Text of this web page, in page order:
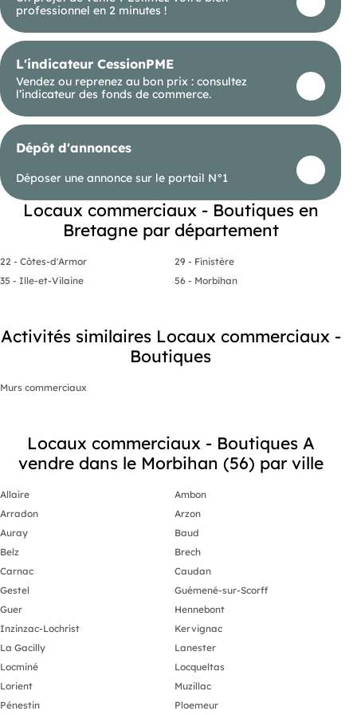
visite, contactez-nous dès maintenant. Honoraires
honoraires inclus : 634999 euros. Prix hors
charge de l'acquéreur (4,10% du prix du bien hors
honoraires) : 24999 euros. Bien non soumis au
DPE. Les informations sur les risques auxquels ce
bien est exposé, y compris l'obligation légale de
débroussaillement, sont disponibles sur le site
Géorisques : M mandataire indépendant en
immobilier (sans détention de fonds), agent
commercial de la SAS immatriculé au RSAC de
QUIMPER sous le numéro 408604668, titulaire de
la carte de démarchage immobilier pour le
professionnel en 2 minutes !
L'indicateur CessionPME
Vendez ou reprenez au bon prix : consultez
l’indicateur des fonds de commerce.
Dépôt d'annonces
Déposer une annonce sur le portail N°1
Locaux commerciaux - Boutiques en
Bretagne par département
22 - Côtes-d'Armor
29 - Finistère
35 - Ille-et-Vilaine
56 - Morbihan
Activités similaires Locaux commerciaux -
Boutiques
Murs commerciaux
Locaux commerciaux - Boutiques A
vendre dans le Morbihan (56) par ville
Allaire
Ambon
Arradon
Arzon
Auray
Baud
Belz
Brech
Carnac
Caudan
Gestel
Guémené-sur-Scorff
Guer
Hennebont
Inzinzac-Lochrist
Kervignac
La Gacilly
Lanester
Locminé
Locqueltas
Lorient
Muzillac
Pénestin
Ploemeur